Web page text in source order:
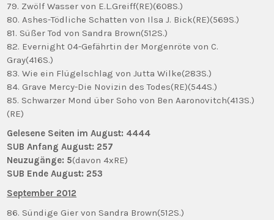
79. Zwölf Wasser von E.L.Greiff(RE)(608S.)
80. Ashes-Tödliche Schatten von Ilsa J. Bick(RE)(569S.)
81. Süßer Tod von Sandra Brown(512S.)
82. Evernight 04-Gefährtin der Morgenröte von C.
Gray(416S.)
83. Wie ein Flügelschlag von Jutta Wilke(283S.)
84. Grave Mercy-Die Novizin des Todes(RE)(544S.)
85. Schwarzer Mond über Soho von Ben Aaronovitch(413S.)
(RE)
Gelesene Seiten im August: 4444
SUB Anfang August: 257
Neuzugänge: 5(davon 4xRE)
SUB Ende August: 253
September 2012
86. Sündige Gier von Sandra Brown(512S.)